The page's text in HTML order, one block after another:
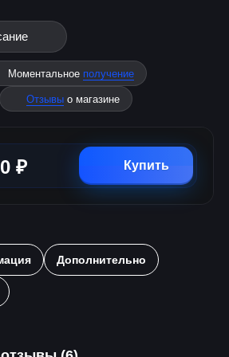
Моментальное получение
Отзывы о магазине
₽ Купить
Дополнительно